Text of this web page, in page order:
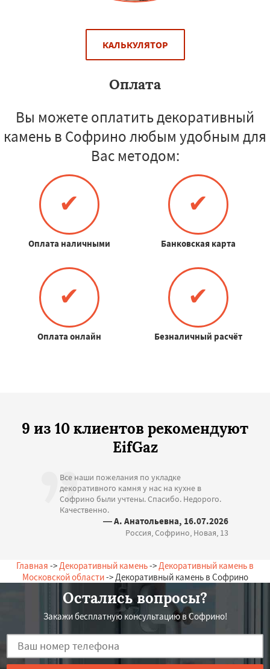
КАЛЬКУЛЯТОР
Оплата
Вы можете оплатить декоративный
камень в Софрино любым удобным для
Вас методом:
✔
Оплата наличными
✔
Банковская карта
✔
Оплата онлайн
✔
Безналичный расчёт
9 из 10 клиентов рекомендуют
EifGaz
Все наши пожелания по укладке
декоративного камня у нас на кухне в
Софрино были учтены. Спасибо. Недорого.
Качественно.
— А. Анатольевна, 16.07.2026
Россия, Софрино, Новая, 13
Главная -> Декоративный камень-> Декоративный камень в
Московской области-> Декоративный камень в Софрино
Остались вопросы?
Закажи бесплатную консультацию в Софрино!